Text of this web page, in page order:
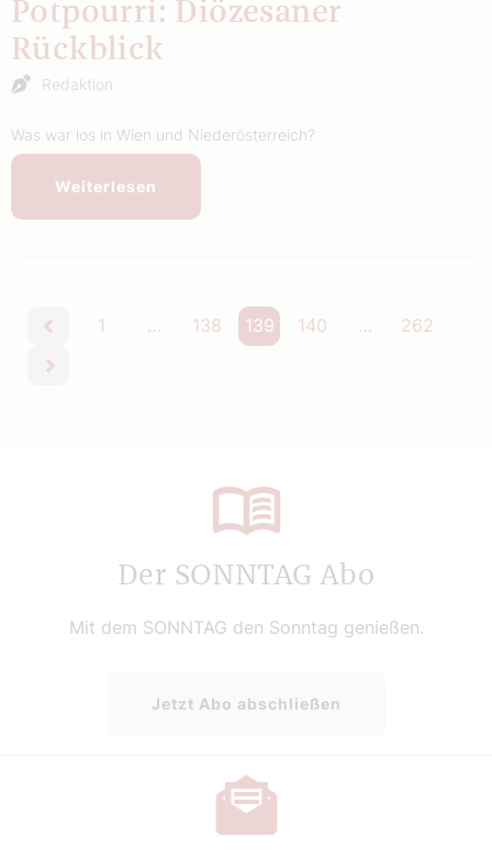
Potpourri: Diözesaner
Rückblick
Redaktion
Was war los in Wien und Niederösterreich?
Weiterlesen
vorherige
1 … 138 139 140 … 262
nächste
Der SONNTAG Abo
Mit dem SONNTAG den Sonntag genießen.
Jetzt Abo abschließen